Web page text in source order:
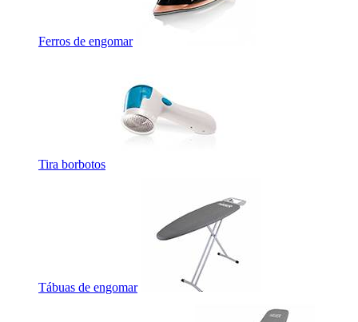
Ferros de engomar
Tira borbotos
Tábuas de engomar